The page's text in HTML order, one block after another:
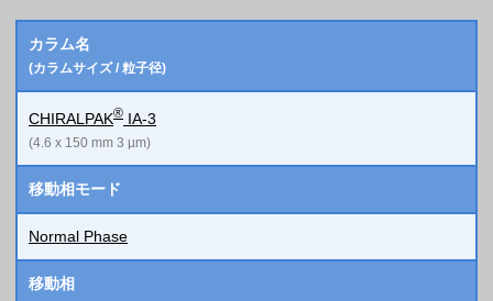
カラム名
(カラムサイズ / 粒子径)
CHIRALPAK® IA-3
(4.6 x 150 mm 3 µm)
移動相モード
Normal Phase
移動相